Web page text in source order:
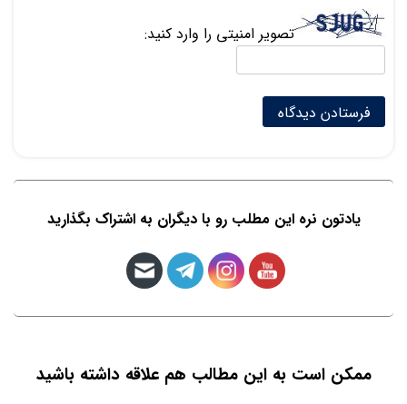
تصویر امنیتی را وارد کنید:
یادتون نره این مطلب رو با دیگران به اشتراک بگذارید
ممکن است به این مطالب هم علاقه داشته باشید